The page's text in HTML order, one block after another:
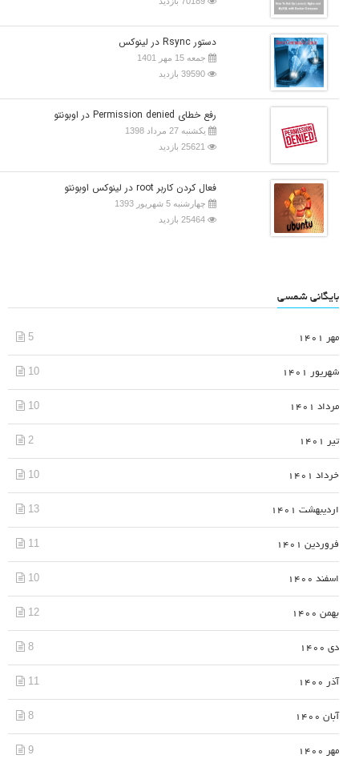
دستور Rsync در لینوکس
جمعه 15 مهر 1401
39590 بازدید
رفع خطای Permission denied در اوبونتو
یکشنبه 27 مرداد 1398
25621 بازدید
فعال کردن کاربر root در لینوکس اوبونتو
چهارشنبه 5 شهریور 1393
25464 بازدید
بایگانی شمسی
مهر 1401 5
شهریور 1401 10
مرداد 1401 10
تیر 1401 2
خرداد 1401 10
اردیبهشت 1401 13
فروردین 1401 11
اسفند 1400 10
بهمن 1400 12
دی 1400 8
آذر 1400 11
آبان 1400 8
مهر 1400 9